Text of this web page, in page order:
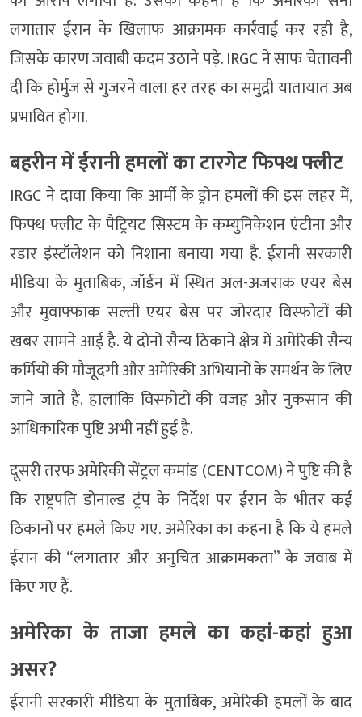
लगातार ईरान के खिलाफ आक्रामक कार्रवाई कर रही है,
जिसके कारण जवाबी कदम उठाने पड़े. IRGC ने साफ चेतावनी
दी कि होर्मुज से गुजरने वाला हर तरह का समुद्री यातायात अब
प्रभावित होगा.
बहरीन में ईरानी हमलों का टारगेट फिफ्थ फ्लीट
IRGC ने दावा किया कि आर्मी के ड्रोन हमलों की इस लहर में,
फिफ्थ फ्लीट के पैट्रियट सिस्टम के कम्युनिकेशन एंटीना और
रडार इंस्टॉलेशन को निशाना बनाया गया है. ईरानी सरकारी
मीडिया के मुताबिक, जॉर्डन में स्थित अल-अजराक एयर बेस
और मुवाफ्फाक सल्ती एयर बेस पर जोरदार विस्फोटों की
खबर सामने आई है. ये दोनों सैन्य ठिकाने क्षेत्र में अमेरिकी सैन्य
कर्मियों की मौजूदगी और अमेरिकी अभियानों के समर्थन के लिए
जाने जाते हैं. हालांकि विस्फोटों की वजह और नुकसान की
आधिकारिक पुष्टि अभी नहीं हुई है.
दूसरी तरफ अमेरिकी सेंट्रल कमांड (CENTCOM) ने पुष्टि की है
कि राष्ट्रपति डोनाल्ड ट्रंप के निर्देश पर ईरान के भीतर कई
ठिकानों पर हमले किए गए. अमेरिका का कहना है कि ये हमले
ईरान की “लगातार और अनुचित आक्रामकता” के जवाब में
किए गए हैं.
अमेरिका के ताजा हमले का कहां-कहां हुआ
असर?
ईरानी सरकारी मीडिया के मुताबिक, अमेरिकी हमलों के बाद